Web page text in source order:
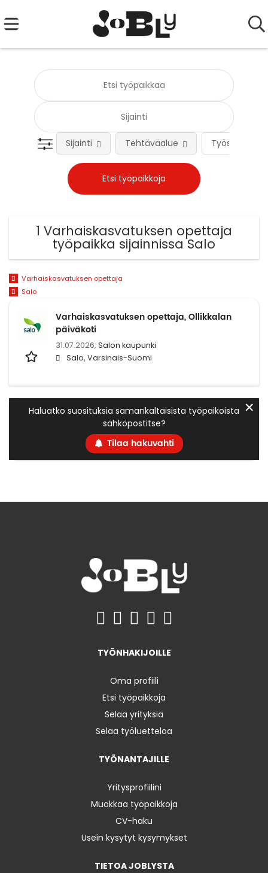
Työsuhteen
Sijainti Tehtäväalue
1 Varhaiskasvatuksen opettaja
työpaikka sijainnissa Salo
Varhaiskasvatuksen opettaja
Salo
Varhaiskasvatuksen opettaja, Ollikkalan
päiväkoti
31.07.2026, Salon kaupunki
Salo, Varsinais-Suomi
Haluatko suosituksia samankaltaisista työpaikoista
sähköpostitse?
Tilaa hakuvahti
✕
TYÖNHAKIJOILLE
Oma profiili
Etsi työpaikkoja
Selaa yrityksiä
Selaa työluetteloa
TYÖNANTAJILLE
Yritysprofiilini
Muokkaa työpaikkoja
CV-haku
Usein kysytyt kysymykset
TIETOA JOBLYSTA